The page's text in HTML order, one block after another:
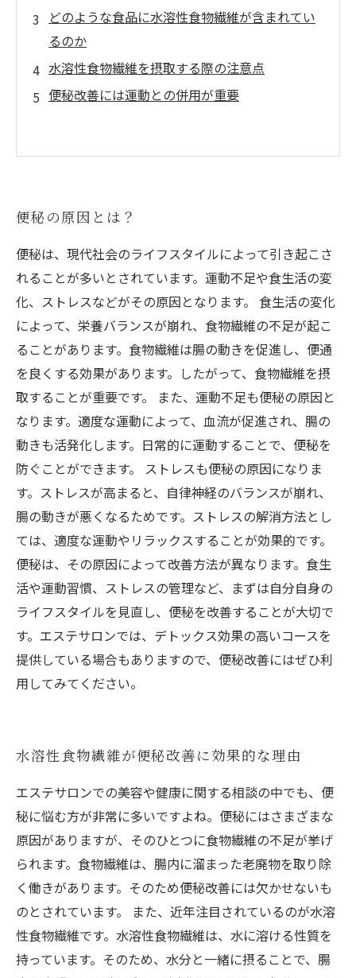
どのような食品に水溶性食物繊維が含まれてい
るのか
水溶性食物繊維を摂取する際の注意点
便秘改善には運動との併用が重要
便秘の原因とは？
便秘は、現代社会のライフスタイルによって引き起こさ
れることが多いとされています。運動不足や食生活の変
化、ストレスなどがその原因となります。 食生活の変化
によって、栄養バランスが崩れ、食物繊維の不足が起こ
ることがあります。食物繊維は腸の動きを促進し、便通
を良くする効果があります。したがって、食物繊維を摂
取することが重要です。 また、運動不足も便秘の原因と
なります。適度な運動によって、血流が促進され、腸の
動きも活発化します。日常的に運動することで、便秘を
防ぐことができます。 ストレスも便秘の原因になりま
す。ストレスが高まると、自律神経のバランスが崩れ、
腸の動きが悪くなるためです。ストレスの解消方法とし
ては、適度な運動やリラックスすることが効果的です。
便秘は、その原因によって改善方法が異なります。食生
活や運動習慣、ストレスの管理など、まずは自分自身の
ライフスタイルを見直し、便秘を改善することが大切で
す。エステサロンでは、デトックス効果の高いコースを
提供している場合もありますので、便秘改善にはぜひ利
用してみてください。
水溶性食物繊維が便秘改善に効果的な理由
エステサロンでの美容や健康に関する相談の中でも、便
秘に悩む方が非常に多いですよね。便秘にはさまざまな
原因がありますが、そのひとつに食物繊維の不足が挙げ
られます。食物繊維は、腸内に溜まった老廃物を取り除
く働きがあります。そのため便秘改善には欠かせないも
のとされています。 また、近年注目されているのが水溶
性食物繊維です。水溶性食物繊維は、水に溶ける性質を
持っています。そのため、水分と一緒に摂ることで、腸